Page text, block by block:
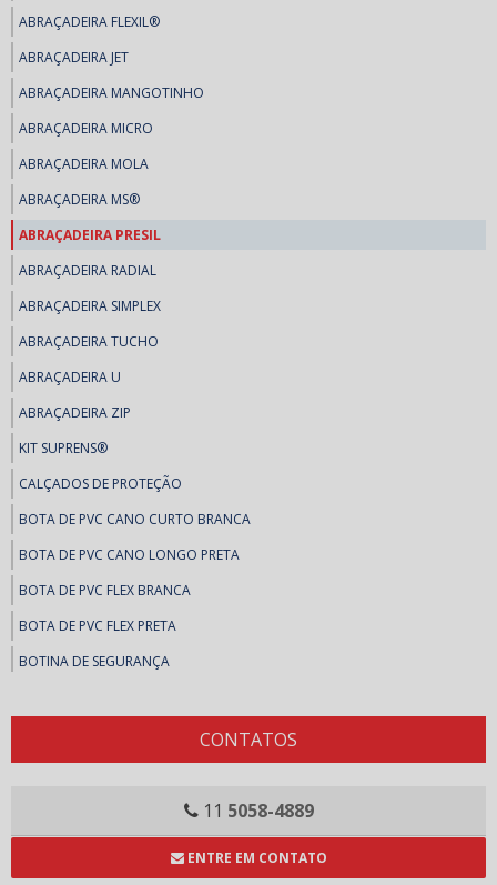
ABRAÇADEIRA FLEXIL®
ABRAÇADEIRA JET
ABRAÇADEIRA MANGOTINHO
ABRAÇADEIRA MICRO
ABRAÇADEIRA MOLA
ABRAÇADEIRA MS®
ABRAÇADEIRA PRESIL
ABRAÇADEIRA RADIAL
ABRAÇADEIRA SIMPLEX
ABRAÇADEIRA TUCHO
ABRAÇADEIRA U
ABRAÇADEIRA ZIP
KIT SUPRENS®
CALÇADOS DE PROTEÇÃO
BOTA DE PVC CANO CURTO BRANCA
BOTA DE PVC CANO LONGO PRETA
BOTA DE PVC FLEX BRANCA
BOTA DE PVC FLEX PRETA
BOTINA DE SEGURANÇA
SAPATOS DE SEGURANÇA
ADESIVOS, FITAS E MASSA CALAFETAR
ARALDITE
CONTATOS
11 5058-4889
ENTRE EM CONTATO